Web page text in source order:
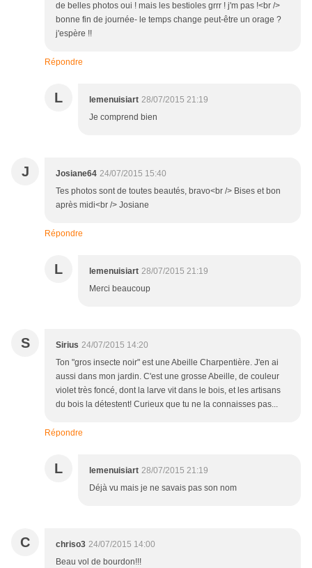
de belles photos oui ! mais les bestioles grrr ! j'm pas !<br />
bonne fin de journée- le temps change peut-être un orage ?
j'espère !!
Répondre
L lemenuisiart 28/07/2015 21:19
Je comprend bien
J Josiane64 24/07/2015 15:40
Tes photos sont de toutes beautés, bravo<br /> Bises et bon
après midi<br /> Josiane
Répondre
L lemenuisiart 28/07/2015 21:19
Merci beaucoup
S Sirius 24/07/2015 14:20
Ton "gros insecte noir" est une Abeille Charpentière. J'en ai
aussi dans mon jardin. C'est une grosse Abeille, de couleur
violet très foncé, dont la larve vit dans le bois, et les artisans
du bois la détestent! Curieux que tu ne la connaisses pas...
Répondre
L lemenuisiart 28/07/2015 21:19
Déjà vu mais je ne savais pas son nom
C chriso3 24/07/2015 14:00
Beau vol de bourdon!!!